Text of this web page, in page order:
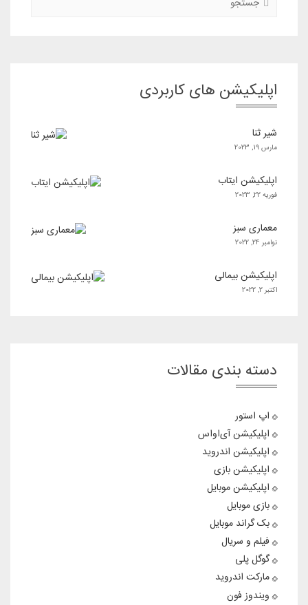
اپلیکیشن های کاربردی
شیر ثنا
مارس 19, 2023
اپلیکیشن ایتاب
فوریه 22, 2023
معماری سبز
نوامبر 24, 2022
اپلیکیشن بیمالی
اکتبر 2, 2022
دسته بندی مقالات
اپ استور
اپلیکیشن آی‌او‌اس
اپلیکیشن اندروید
اپلیکیشن بازی
اپلیکیشن موبایل
بازی موبایل
بک گراند موبایل
فیلم و سریال
گوگل پلی
مارکت اندروید
ویندوز فون